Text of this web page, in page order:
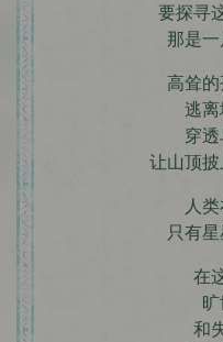
要探寻
那是
高耸
逃
穿
让山顶
人
只有
在
和